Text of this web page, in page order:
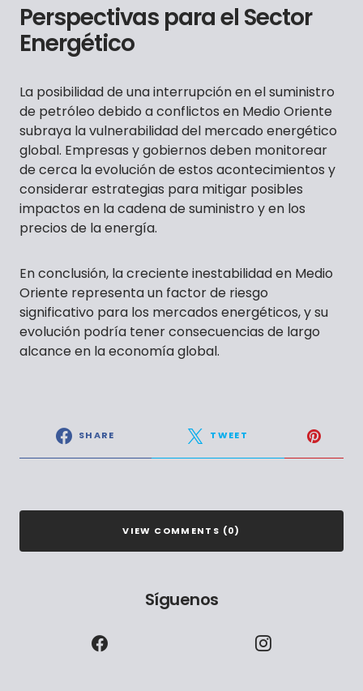
Perspectivas para el Sector
Energético
La posibilidad de una interrupción en el suministro
de petróleo debido a conflictos en Medio Oriente
subraya la vulnerabilidad del mercado energético
global. Empresas y gobiernos deben monitorear
de cerca la evolución de estos acontecimientos y
considerar estrategias para mitigar posibles
impactos en la cadena de suministro y en los
precios de la energía.
En conclusión, la creciente inestabilidad en Medio
Oriente representa un factor de riesgo
significativo para los mercados energéticos, y su
evolución podría tener consecuencias de largo
alcance en la economía global.
SHARE TWEET
VIEW COMMENTS (0)
Síguenos